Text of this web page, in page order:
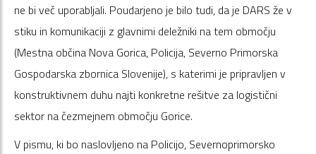
ne bi več uporabljali. Poudarjeno je bilo tudi, da je DARS že v
stiku in komunikaciji z glavnimi deležniki na tem območju
(Mestna občina Nova Gorica, Policija, Severno Primorska
Gospodarska zbornica Slovenije), s katerimi je pripravljen v
konstruktivnem duhu najti konkretne rešitve za logistični
sektor na čezmejnem območju Gorice.
V pismu, ki bo naslovljeno na Policijo, Severnoprimorsko